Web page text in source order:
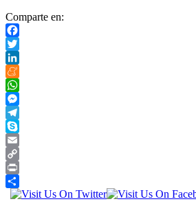
Comparte en:
Facebook
Twitter
LinkedIn
Meneame
WhatsApp
Messenger
Telegram
Skype
Email
Copy
Link
Print
Compartir